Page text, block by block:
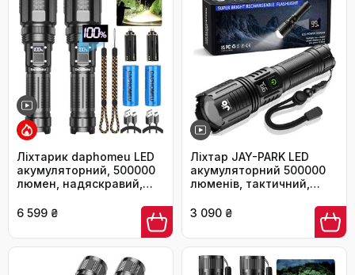
Ліхтарик daphomeu LED
акумуляторний, 500000
люмен, надяскравий,
водонепроникний, 5
режимів, для кемпінгу,
туризму та екстрених
ситуацій
6 599 ₴
Ліхтар JAY-PARK LED
акумуляторний 500000
люменів, тактичний,
IP67, USB-C, Zoom, 1600м,
полювання, чорний
3 090 ₴